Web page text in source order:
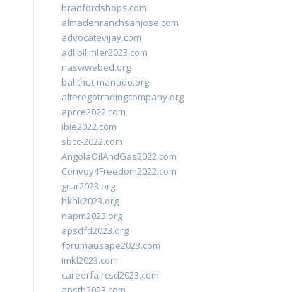
bradfordshops.com
almadenranchsanjose.com
advocatevijay.com
adlibilimler2023.com
naswwebed.org
balithut-manado.org
alteregotradingcompany.org
aprce2022.com
ibie2022.com
sbcc-2022.com
AngolaOilAndGas2022.com
Convoy4Freedom2022.com
grur2023.org
hkhk2023.org
napm2023.org
apsdfd2023.org
forumausape2023.com
imkl2023.com
careerfaircsd2023.com